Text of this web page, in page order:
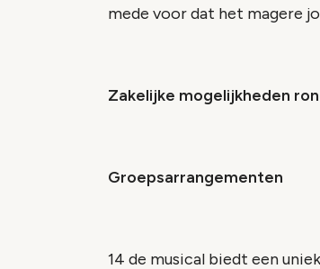
mede voor dat het magere
Zakelijke mogelijkheden
Groepsarrangementen
14 de musical biedt een